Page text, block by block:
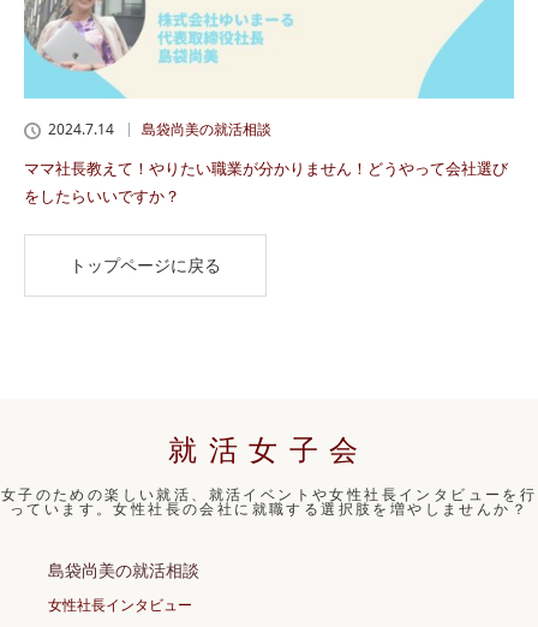
2024.7.14 島袋尚美の就活相談
ママ社長教えて！やりたい職業が分かりません！どうやって会社選び
をしたらいいですか？
トップページに戻る
就活女子会
女子のための楽しい就活、就活イベントや女性社長インタビューを行
っています。女性社長の会社に就職する選択肢を増やしませんか？
島袋尚美の就活相談
女性社長インタビュー